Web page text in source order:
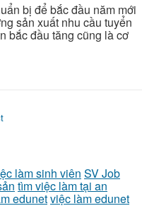
bị để bắc đầu năm mới
sản xuất nhu cầu tuyển
bắc đầu tăng cũng là cơ
làm sinh viên SV Job
tìm việc làm tại an
edunetviệc làm edunet